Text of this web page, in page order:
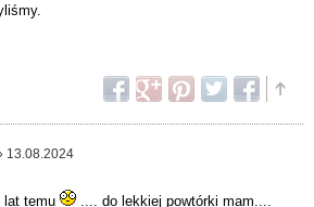
13.08.2024
lat temu
.... do lekkiej powtórki mam....